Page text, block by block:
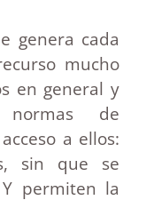
genera cada
mucho
en general y
de
a ellos:
sin que se
permiten la